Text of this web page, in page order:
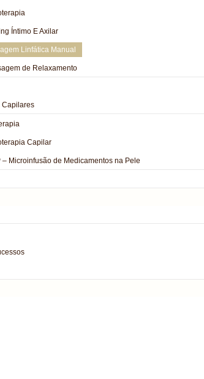
Íntimo E Axilar
Linfática Manual
de Relaxamento
Capilares
Capilar
– Microinfusão de Medicamentos na Pele